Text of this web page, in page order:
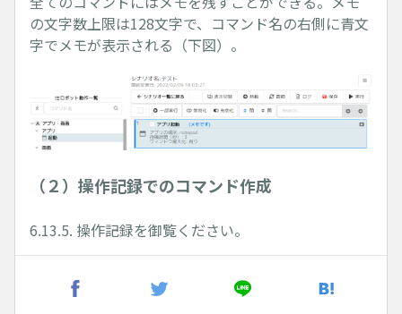
の文字数上限は128文字で、コマンド名の右側に青文
字でメモが表示される（下図）。
（２）操作記録でのコマンド作成
6.13.5. 操作記録を御覧ください。